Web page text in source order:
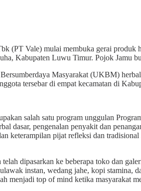
Vale) mulai membuka gerai produk
Kabupaten Luwu Timur. Pojok Jamu
Masyarakat (UKBM)
tersebar di empat kecamatan di
salah satu program unggulan
dasar, pengenalan penyakit dan
keterampilan pijat refleksi dan
dipasarkan ke beberapa toko dan
instan, wedang jahe, kopi
menjadi top of mind ketika masyarakat